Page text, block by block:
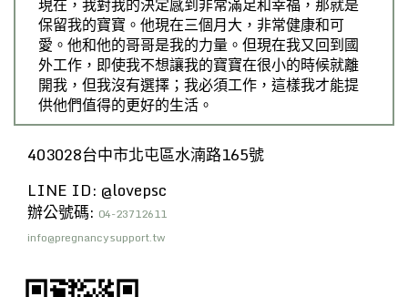
保留我的寶寶。他現在三個月大，非常健康和可
愛。他和他的哥哥是我的力量。但現在我又回到國
外工作，即使我不想讓我的寶寶在很小的時候就離
開我，但我沒有選擇；我必須工作，這樣我才能提
供他們值得的更好的生活。
403028台中市北屯區水湳路165號
LINE ID: @lovepsc
辦公號碼: 04-23712611
info@pregnancysupport.tw